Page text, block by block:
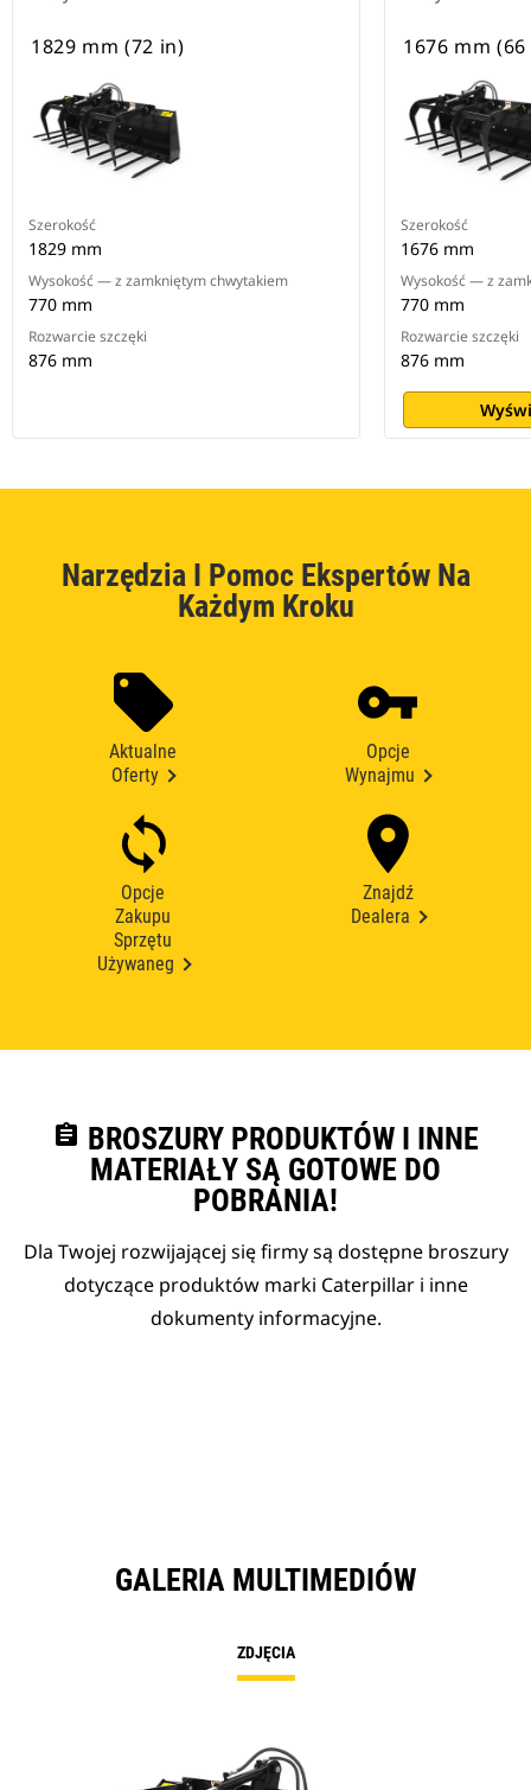
1829 mm (72 in)
Szerokość
1829 mm
Wysokość — z zamkniętym chwytakiem
770 mm
Rozwarcie szczęki
876 mm
1676 mm
Szerokość
1676 mm
Wysokość — z
770 mm
Rozwarcie szczęki
876 mm
Narzędzia I Pomoc Ekspertów Na
Każdym Kroku
Aktualne
Oferty
Opcje
Wynajmu
Opcje
Zakupu
Sprzętu
Używaneg
Znajdź
Dealera
assignment BROSZURY PRODUKTÓW I INNE
MATERIAŁY SĄ GOTOWE DO
POBRANIA!
Dla Twojej rozwijającej się firmy są dostępne broszury
dotyczące produktów marki Caterpillar i inne
dokumenty informacyjne.
GALERIA MULTIMEDIÓW
ZDJĘCIA